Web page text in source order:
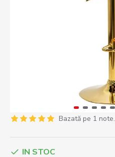
Bazată pe 1 note.
IN STOC